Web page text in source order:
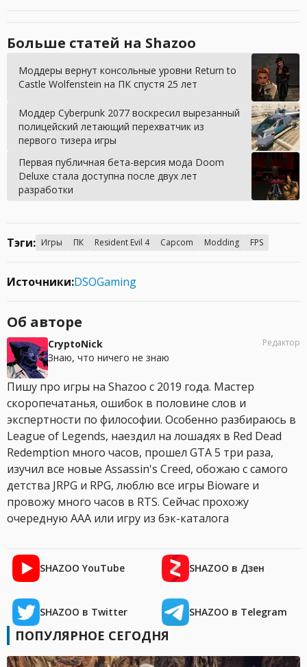
Больше статей на Shazoo
Моддеры вернут консольные уровни Return to
Castle Wolfenstein на ПК спустя 25 лет
Моддер Cyberpunk 2077 воскресил вырезанный
полицейский летающий перехватчик из
первого тизера игры
Первая публичная бета-версия мода Doom
Deluxe стала доступна после двух лет
разработки
Тэги: Игры ПК Resident Evil 4 Capcom Modding FPS
Источники:DSOGaming
Об авторе
CryptoNick
Знаю, что ничего не знаю
Редактор
Пишу про игры на Shazoo с 2019 года. Мастер
скоропечатанья, ошибок в половине слов и
экспертности по философии. Особенно разбираюсь в
League of Legends, наездил на лошадях в Red Dead
Redemption много часов, прошел GTA 5 три раза,
изучил все новые Assassin's Creed, обожаю с самого
детства JRPG и RPG, люблю все игры Bioware и
провожу много часов в RTS. Сейчас прохожу
очередную AAA или игру из бэк-каталога
SHAZOO YouTube SHAZOO в Дзен
SHAZOO в Twitter SHAZOO в Telegram
ПОПУЛЯРНОЕ СЕГОДНЯ